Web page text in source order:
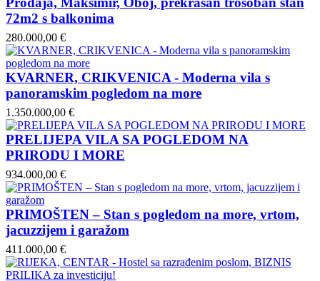
72m2 s balkonima
280.000,00 €
KVARNER, CRIKVENICA - Moderna vila s
panoramskim pogledom na more
1.350.000,00 €
PRELIJEPA VILA SA POGLEDOM NA
PRIRODU I MORE
934.000,00 €
PRIMOŠTEN – Stan s pogledom na more, vrtom,
jacuzzijem i garažom
411.000,00 €